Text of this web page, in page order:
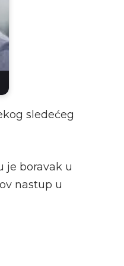
sledećeg
je boravak u
nastup u